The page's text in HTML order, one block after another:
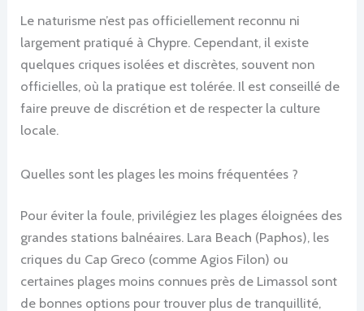
Le naturisme n’est pas officiellement reconnu ni
largement pratiqué à Chypre. Cependant, il existe
quelques criques isolées et discrètes, souvent non
officielles, où la pratique est tolérée. Il est conseillé de
faire preuve de discrétion et de respecter la culture
locale.
Quelles sont les plages les moins fréquentées ?
Pour éviter la foule, privilégiez les plages éloignées des
grandes stations balnéaires. Lara Beach (Paphos), les
criques du Cap Greco (comme Agios Filon) ou
certaines plages moins connues près de Limassol sont
de bonnes options pour trouver plus de tranquillité,